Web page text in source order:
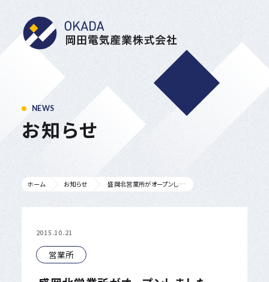
NEWS
お知らせ
ホーム お知らせ 盛岡北営業所がオープンしました。
2015.10.21
営業所